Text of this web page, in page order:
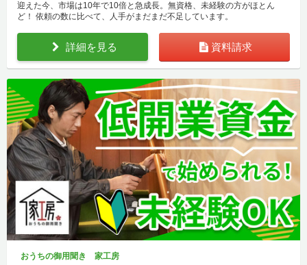
迎えた今、市場は10年で10倍と急成長。無資格、未経験の方がほとん
ど！ 依頼の数に比べて、人手がまだまだ不足しています。
詳細を見る 資料請求
おうちの御用聞き 家工房